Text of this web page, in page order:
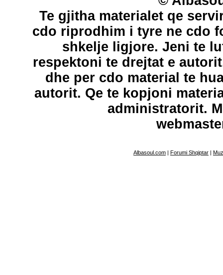
Te gjitha materialet qe
cdo riprodhim i tyre ne cdo
shkelje ligjore. Jeni te
respektoni te drejtat e
dhe per cdo material te
autorit. Qe te kopjoni
administratorit.
Albasoul.com | Forumi Shqiptar |